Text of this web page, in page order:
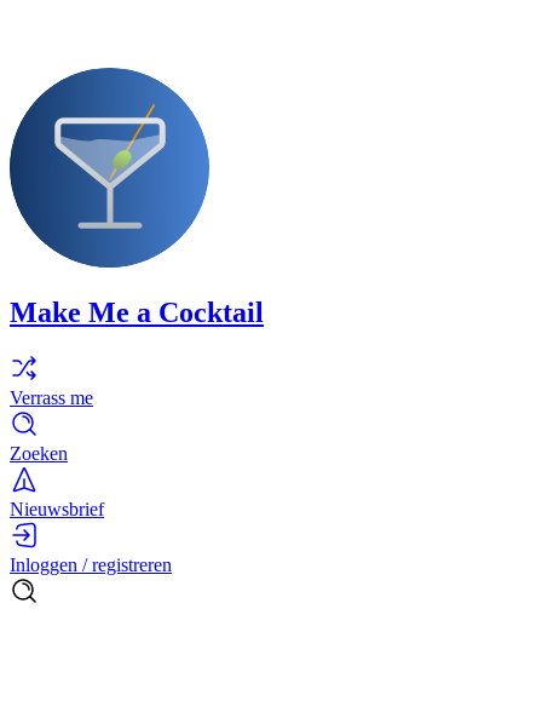
Make Me a Cocktail
Verrass me
Zoeken
Nieuwsbrief
Inloggen / registreren